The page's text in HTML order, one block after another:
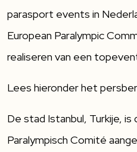
parasport events in
European Paralympic
realiseren van een
Lees hieronder het
De stad Istanbul, Turkije,
Paralympisch Comité